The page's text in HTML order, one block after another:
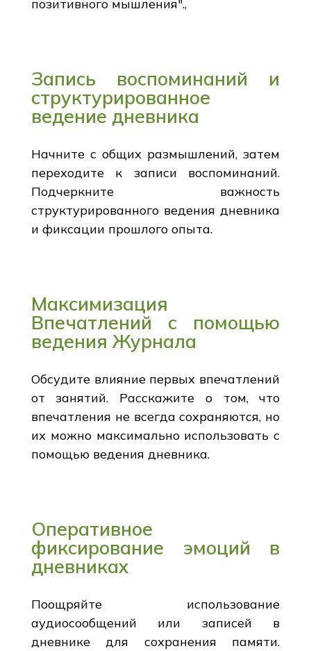
позитивного мышления".,
Запись воспоминаний и
структурированное
ведение дневника
Начните с общих размышлений, затем
переходите к записи воспоминаний.
Подчеркните важность
структурированного ведения дневника
и фиксации прошлого опыта.
Максимизация
Впечатлений с помощью
ведения Журнала
Обсудите влияние первых впечатлений
от занятий. Расскажите о том, что
впечатления не всегда сохраняются, но
их можно максимально использовать с
помощью ведения дневника.
Оперативное
фиксирование эмоций в
дневниках
Поощряйте использование
аудиосообщений или записей в
дневнике для сохранения памяти.